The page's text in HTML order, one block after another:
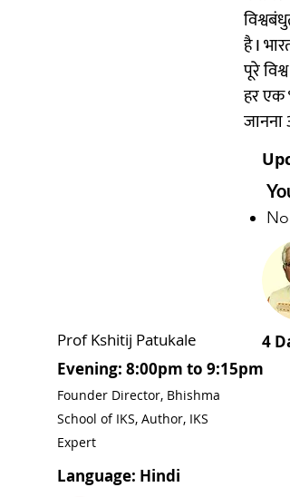
है I
पूरे
हर एक
No
Prof Kshitij Patukale
4
Evening: 8:00pm to 9:15pm
Founder Director, Bhishma
School of IKS, Author, IKS
Expert
Language: Hindi